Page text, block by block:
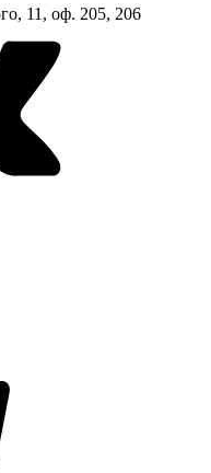
11, оф. 205, 206